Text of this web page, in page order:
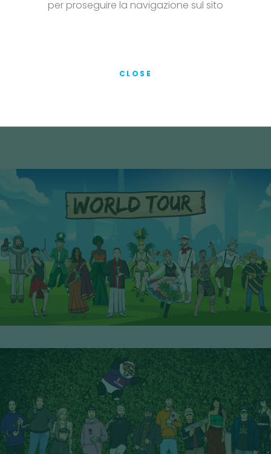
per proseguire la navigazione sul sito
CLOSE
16° Serie - PoP Filters
SCOPRI I PERSONAGGI
17° Serie - PoP Filters
SCOPRI I PERSONAGGI